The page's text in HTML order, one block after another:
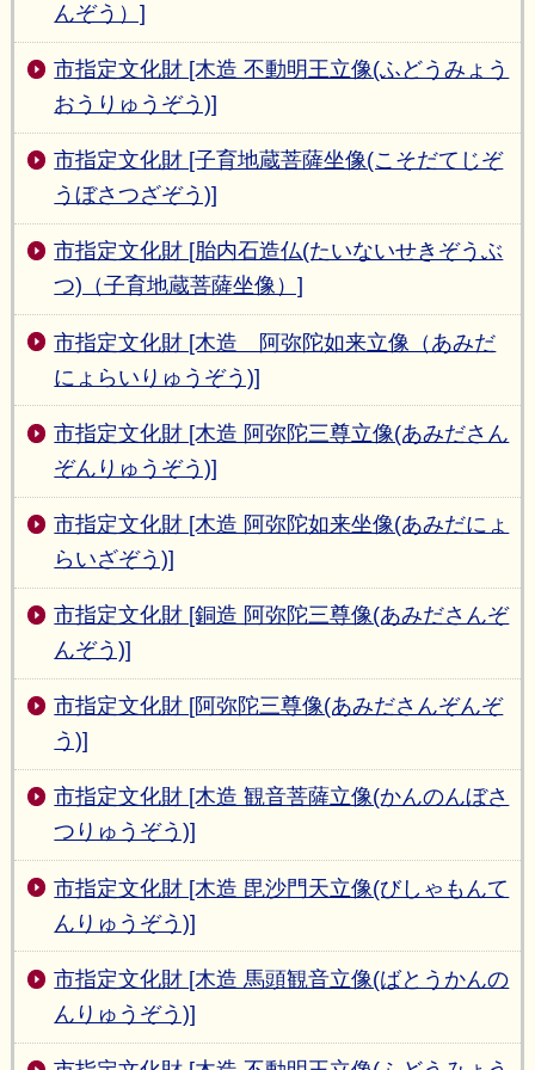
んぞう）]
市指定文化財 [木造 不動明王立像(ふどうみょう
おうりゅうぞう)]
市指定文化財 [子育地蔵菩薩坐像(こそだてじぞ
うぼさつざぞう)]
市指定文化財 [胎内石造仏(たいないせきぞうぶ
つ)（子育地蔵菩薩坐像）]
市指定文化財 [木造 阿弥陀如来立像（あみだ
にょらいりゅうぞう)]
市指定文化財 [木造 阿弥陀三尊立像(あみださん
ぞんりゅうぞう)]
市指定文化財 [木造 阿弥陀如来坐像(あみだにょ
らいざぞう)]
市指定文化財 [銅造 阿弥陀三尊像(あみださんぞ
んぞう)]
市指定文化財 [阿弥陀三尊像(あみださんぞんぞ
う)]
市指定文化財 [木造 観音菩薩立像(かんのんぼさ
つりゅうぞう)]
市指定文化財 [木造 毘沙門天立像(びしゃもんて
んりゅうぞう)]
市指定文化財 [木造 馬頭観音立像(ばとうかんの
んりゅうぞう)]